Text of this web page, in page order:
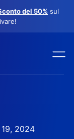
del 50% sul
2024